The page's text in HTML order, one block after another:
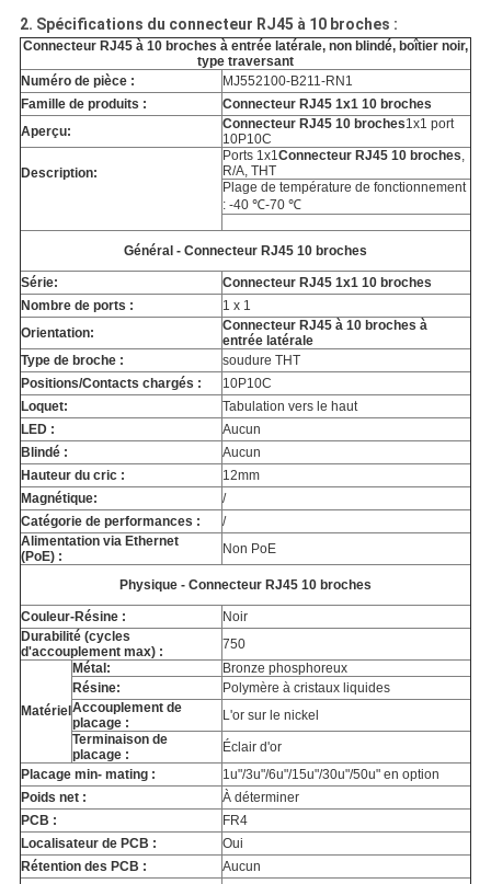
2. Spécifications du connecteur RJ45 à 10 broches :
Connecteur RJ45 à 10 broches à entrée latérale, non blindé, boîtier noir,
type traversant
Numéro de pièce :
MJ552100-B211-RN1
Famille de produits :
Connecteur RJ45 1x1 10 broches
Aperçu:
Connecteur RJ45 10 broches1x1 port
10P10C
Description:
Ports 1x1Connecteur RJ45 10 broches,
R/A, THT
Plage de température de fonctionnement
: -40 ℃-70 ℃
Général - Connecteur RJ45 10 broches
Série:
Connecteur RJ45 1x1 10 broches
Nombre de ports :
1 x 1
Orientation:
Connecteur RJ45 à 10 broches à
entrée latérale
Type de broche :
soudure THT
Positions/Contacts chargés :
10P10C
Loquet:
Tabulation vers le haut
LED :
Aucun
Blindé :
Aucun
Hauteur du cric :
12mm
Magnétique:
/
Catégorie de performances :
/
Alimentation via Ethernet
(PoE) :
Non PoE
Physique - Connecteur RJ45 10 broches
Couleur-Résine :
Noir
Durabilité (cycles
d'accouplement max) :
750
Matériel
Métal:
Bronze phosphoreux
Résine:
Polymère à cristaux liquides
Accouplement de
placage :
L'or sur le nickel
Terminaison de
placage :
Éclair d'or
Placage min- mating :
1u"/3u"/6u"/15u"/30u"/50u" en option
Poids net :
À déterminer
PCB :
FR4
Localisateur de PCB :
Oui
Rétention des PCB :
Aucun